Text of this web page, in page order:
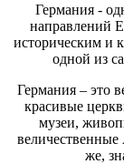
Германия -
направлений
историческим и
одной из
Германия – это
красивые
музеи,
же,